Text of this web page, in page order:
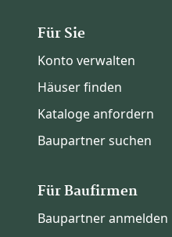
Für Sie
Konto verwalten
Häuser finden
Kataloge anfordern
Baupartner suchen
Für Baufirmen
Baupartner anmelden